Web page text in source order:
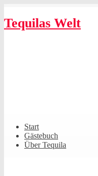
to
content
Tequilas Welt
Primary
Navigation
Start
Gästebuch
Über Tequila